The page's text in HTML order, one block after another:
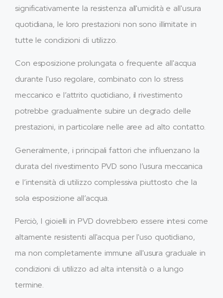
significativamente la resistenza all'umidità e all'usura
quotidiana, le loro prestazioni non sono illimitate in
tutte le condizioni di utilizzo.
Con esposizione prolungata o frequente all'acqua
durante l'uso regolare, combinato con lo stress
meccanico e l’attrito quotidiano, il rivestimento
potrebbe gradualmente subire un degrado delle
prestazioni, in particolare nelle aree ad alto contatto.
Generalmente, i principali fattori che influenzano la
durata del rivestimento PVD sono l’usura meccanica
e l’intensità di utilizzo complessiva piuttosto che la
sola esposizione all’acqua.
Perciò, I gioielli in PVD dovrebbero essere intesi come
altamente resistenti all'acqua per l'uso quotidiano,
ma non completamente immune all'usura graduale in
condizioni di utilizzo ad alta intensità o a lungo
termine.